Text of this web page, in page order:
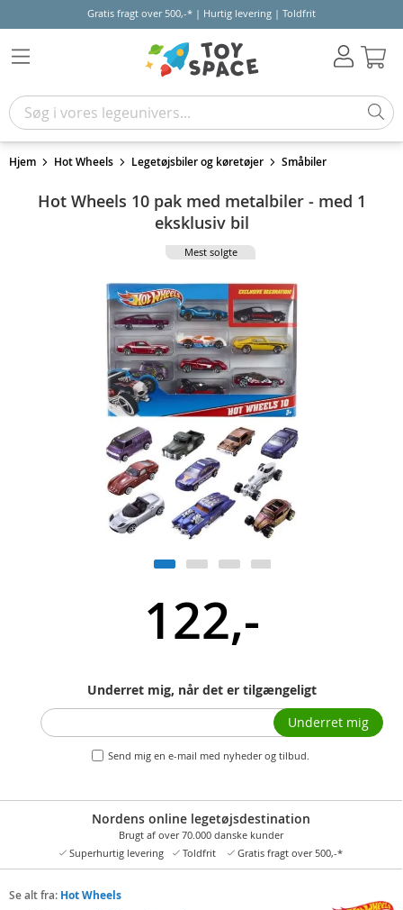
Gratis fragt over 500,-* | Hurtig levering | Toldfrit
Hjem Hot Wheels Legetøjsbiler og køretøjer Småbiler
Hot Wheels 10 pak med metalbiler - med 1
eksklusiv bil
Mest solgte
122,-
Underret mig, når det er tilgængeligt
Send mig en e-mail med nyheder og tilbud.
Underret mig
Nordens online legetøjsdestination
Brugt af over 70.000 danske kunder
Superhurtig levering
Toldfrit Gratis fragt over 500,-*
Se alt fra: Hot Wheels